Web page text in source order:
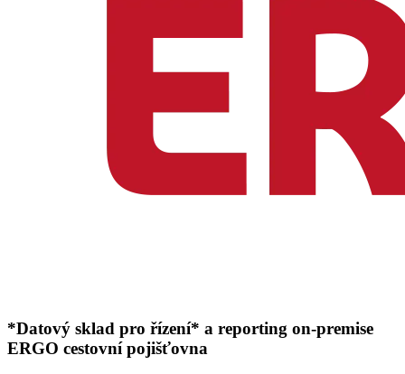
*Datový sklad pro řízení* a reporting on‑premise
ERGO cestovní pojišťovna